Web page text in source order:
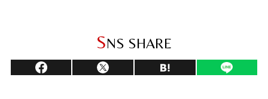
SNS SHARE